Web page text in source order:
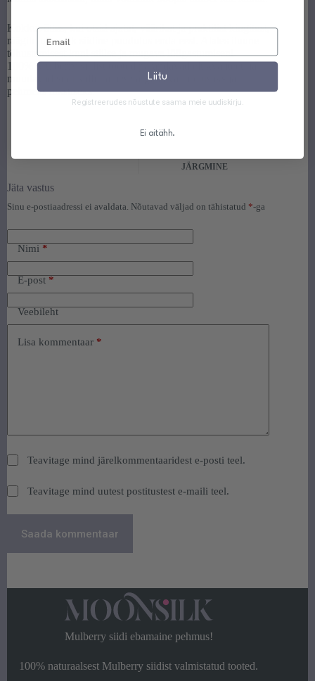
Kokkuvõttes, kui otsid ajatut, väärikat ja praktilist kingitust,
räägib luksuslik siidine puudutus enda eest. Alates iluune
tõhustamisest kuni stiilse ja mugava lõõgastumiseni –
100% Mulberry siidist tooted parandavad elukvaliteeti ja
muudavad sinu kalli inimese argipäeva mõnusaks ja
pehmeks luksuseks.
JÄRGMINE
Jäta vastus
Sinu e-postiaadressi ei avaldata. Nõutavad väljad on tähistatud *-ga
Nimi *
E-post *
Veebileht
Lisa kommentaar *
Teavitage mind järelkommentaaridest e-posti teel.
Teavitage mind uutest postitustest e-maili teel.
Saada kommentaar
Mulberry siidi ebamaine pehmus!
100% naturaalsest Mulberry siidist valmistatud tooted.
Liitu
Registreerudes nõustute saama meie uudiskirju.
Ei aitähh.